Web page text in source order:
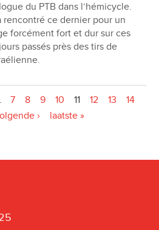
du PTB dans lʼhémicycle.
rencontré ce dernier pour un
forcément fort et dur sur ces
passés près des tirs de
7 8 9 10 11 12 13
14
› laatste »